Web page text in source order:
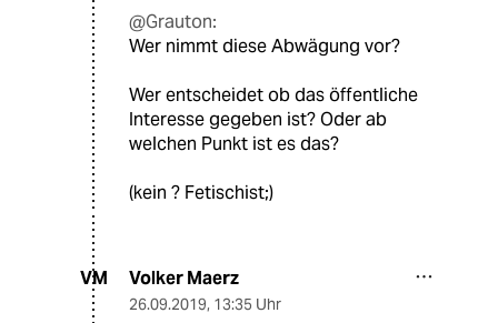
@Grauton:
Wer nimmt diese Abwägung vor?
Wer entscheidet ob das öffentliche
Interesse gegeben ist? Oder ab
welchen Punkt ist es das?
(kein ? Fetischist;)
VM Volker Maerz
26.09.2019, 13:35 Uhr